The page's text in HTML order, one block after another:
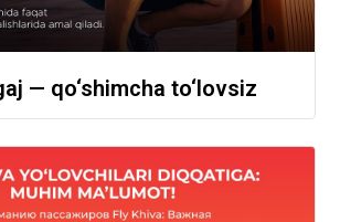
— qo‘shimcha to‘lovsiz